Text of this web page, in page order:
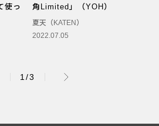
使っ
角Limited」（YOH）
夏天（KATEN）
2022.07.05
1/3